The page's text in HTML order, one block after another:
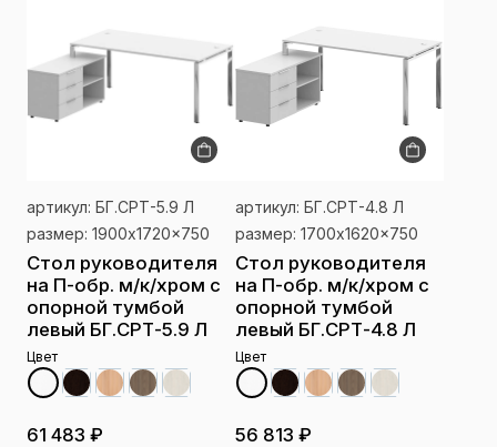
артикул: БГ.СРТ-5.9 Л
размер: 1900x1720x750
Стол руководителя
на П-обр. м/к/хром с
опорной тумбой
левый БГ.СРТ-5.9 Л
Цвет
61 483 ₽
артикул: БГ.СРТ-4.8 Л
размер: 1700x1620x750
Стол руководителя
на П-обр. м/к/хром с
опорной тумбой
левый БГ.СРТ-4.8 Л
Цвет
56 813 ₽